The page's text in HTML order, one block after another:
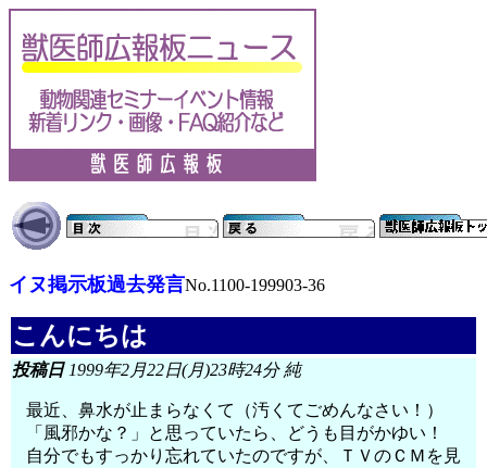
イヌ掲示板過去発言No.1100-199903-36
こんにちは
投稿日1999年2月22日(月)23時24分 純
最近、鼻水が止まらなくて（汚くてごめんなさい！）
「風邪かな？」と思っていたら、どうも目がかゆい！
自分でもすっかり忘れていたのですが、ＴＶのＣＭを見